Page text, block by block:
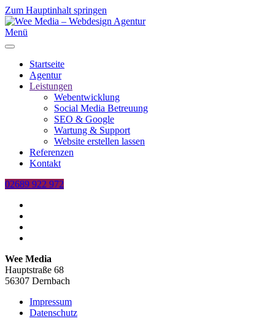
Zum Hauptinhalt springen
Menü
Startseite
Agentur
Leistungen
Webentwicklung
Social Media Betreuung
SEO & Google
Wartung & Support
Website erstellen lassen
Referenzen
Kontakt
02689 922 972
Wee Media
Hauptstraße 68
56307 Dernbach
Impressum
Datenschutz